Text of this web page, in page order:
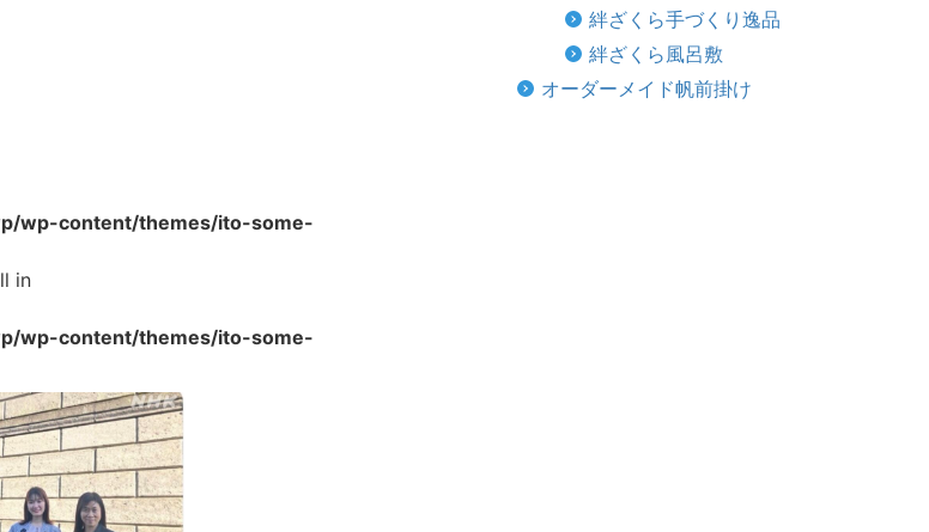
wp-content/themes/ito-some-
in
wp-content/themes/ito-some-
絆ざくら手づくり逸品
絆ざくら風呂敷
オーダーメイド帆前掛け